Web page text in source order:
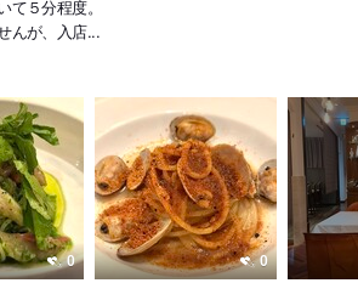
５分程度。
んが、入店...
0 0